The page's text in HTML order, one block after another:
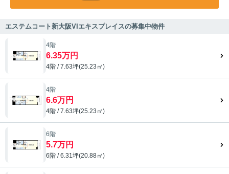
エステムコート新大阪VIエキスプレイスの募集中物件
4階
6.35万円
4階 / 7.63坪(25.23㎡)
4階
6.6万円
4階 / 7.63坪(25.23㎡)
6階
5.7万円
6階 / 6.31坪(20.88㎡)